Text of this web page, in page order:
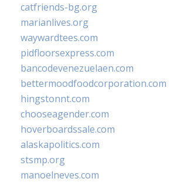
catfriends-bg.org
marianlives.org
waywardtees.com
pidfloorsexpress.com
bancodevenezuelaen.com
bettermoodfoodcorporation.com
hingstonnt.com
chooseagender.com
hoverboardssale.com
alaskapolitics.com
stsmp.org
manoelneves.com